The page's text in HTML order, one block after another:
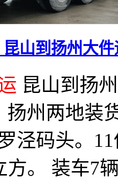
昆山到扬州大件
昆山到扬
扬州两地装
泾码头。
方。 装车7